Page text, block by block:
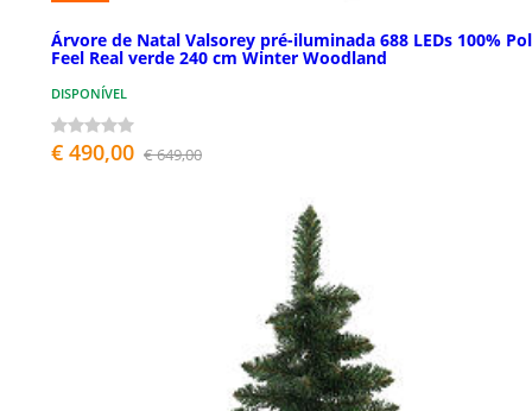
Árvore de Natal Valsorey pré-iluminada 688 LEDs 100%
Feel Real verde 240 cm Winter Woodland
DISPONÍVEL
€ 490,00 € 649,00